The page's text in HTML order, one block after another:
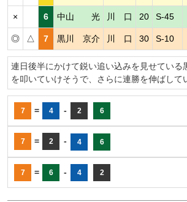
× 6 中山 光 川 口 20 S-45
◎ △ 7 黒川 京介 川 口 30 S-10
連日後半にかけて鋭い追い込みを見せている
を叩いていけそうで、さらに連勝を伸ばして
7 = 4 - 2 6
7 = 2 - 4 6
7 = 6 - 4 2